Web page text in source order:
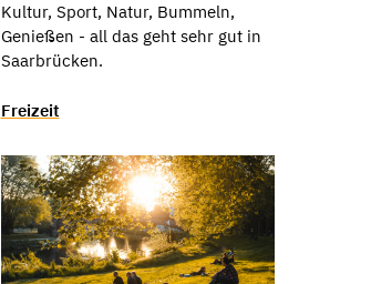
Kultur, Sport, Natur, Bummeln,
Genießen - all das geht sehr gut in
Saarbrücken.
Freizeit